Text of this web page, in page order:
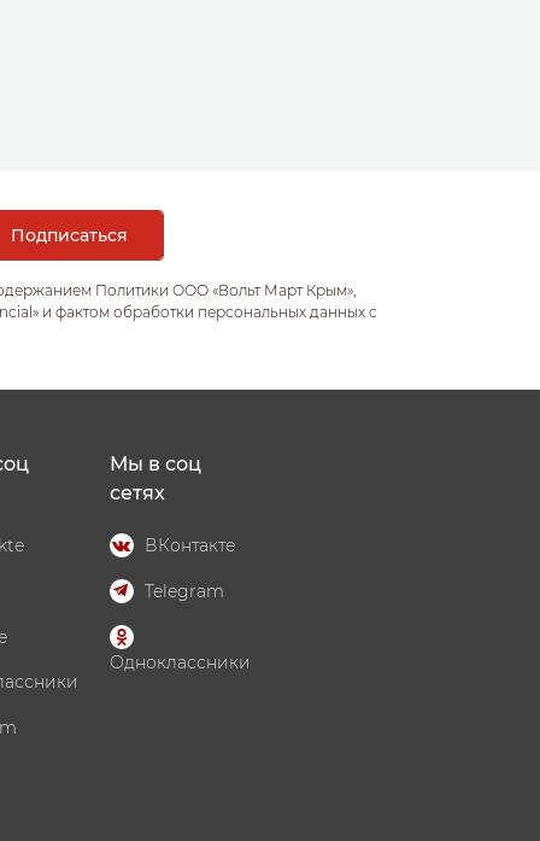
Политики ООО «Вольт Март Крым»,
и фактом обработки персональных данных с
Мы в соц
сетях
ВКонтакте
Telegram
Одноклассники